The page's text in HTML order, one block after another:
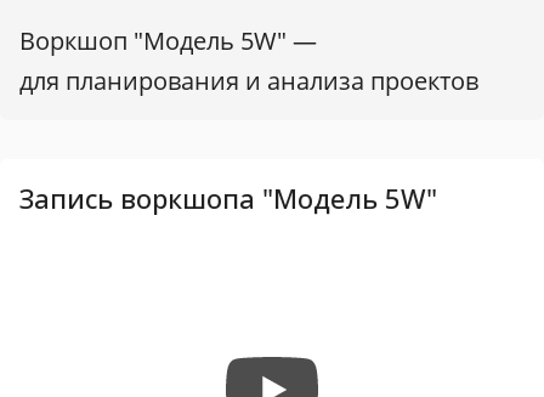
Воркшоп "Модель 5W" —
для планирования и анализа проектов
Запись воркшопа "Модель 5W"